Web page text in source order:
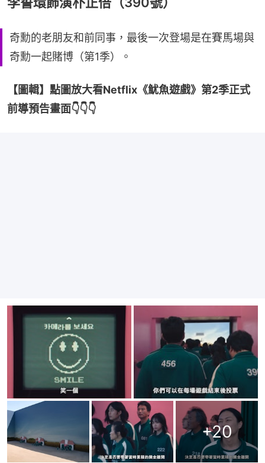
奇勳的老朋友和前同事，最後一次登場是在賽馬場與
奇勳一起賭博（第1季）。
【圖輯】點圖放大看Netflix《魷魚遊戲》第2季正式
前導預告畫面👇👇👇
+20